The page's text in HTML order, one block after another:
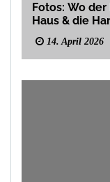
Fotos: Wo
Haus & die
14. April 2026